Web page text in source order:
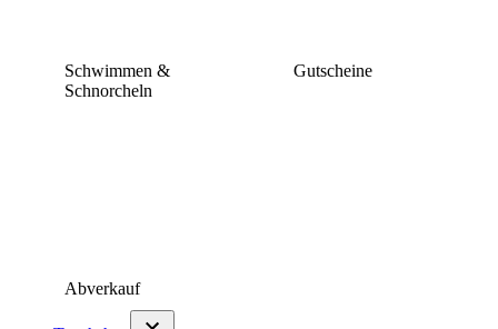
Schwimmen &
Schnorcheln
Gutscheine
Abverkauf